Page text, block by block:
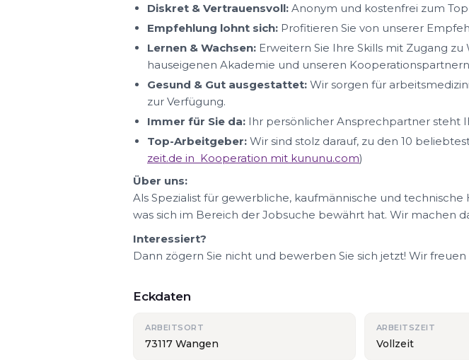
Diskret & Vertrauensvoll: Anonym und kostenfrei zum
Empfehlung lohnt sich: Profitieren Sie von unserer
Lernen & Wachsen: Erweitern Sie Ihre Skills mit Zugang
hauseigenen Akademie und unseren
Gesund & Gut ausgestattet: Wir sorgen für
zur Verfügung.
Immer für Sie da: Ihr persönlicher Ansprechpartner steht
Top-Arbeitgeber: Wir sind stolz darauf, zu den 10
zeit.de in Kooperation mit kununu.com)
Über uns:
Als Spezialist für gewerbliche, kaufmännische und
was sich im Bereich der Jobsuche bewährt hat. Wir machen
Interessiert?
Dann zögern Sie nicht und bewerben Sie sich jetzt! Wir
Eckdaten
ARBEITSORT
73117 Wangen
ARBEITSZEIT
Vollzeit